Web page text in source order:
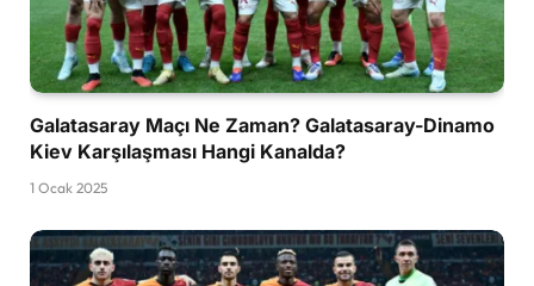
Galatasaray Maçı Ne Zaman? Galatasaray-Dinamo
Kiev Karşılaşması Hangi Kanalda?
1 Ocak 2025